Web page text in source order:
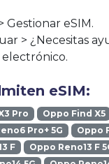
Gestionar eSIM.
> ¿Necesitas
eSIM:
Pro Oppo Find X5
Pro+ 5G Oppo
F Oppo Reno13 F